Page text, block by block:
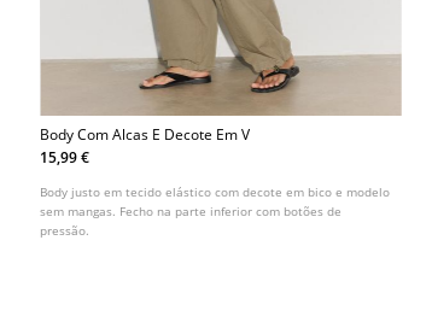
Body Com Alcas E Decote Em V
15,99 €
Body justo em tecido elástico com decote em bico e modelo
sem mangas. Fecho na parte inferior com botões de
pressão.